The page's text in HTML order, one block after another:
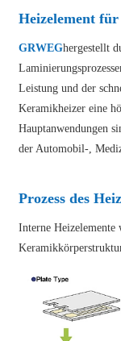
Heizelement
GRWEGhergestellt
Leistung und der
Keramikheizer eine
Hauptanwendungen
der Automobil-,
Prozess des
Interne